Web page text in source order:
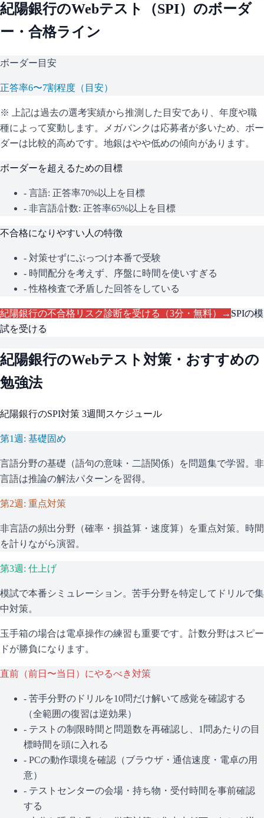
紀陽銀行のWebテスト（SPI）のボーダ
ー・合格ライン
ボーダー目安
正答率6〜7割程度（目安）
※ 上記は過去の選考実績から推測した目安であり、年度や職
種によって変動します。
メガバンクは応募者が多いため、ボー
ダーは比較的高めです。地銀はやや低めの傾向があります。
ボーダーを超えるための目標
- 言語: 正答率70%以上を目標
- 非言語/計数: 正答率65%以上を目標
不合格になりやすい人の特徴
- 対策せずにぶっつけ本番で受験
- 時間配分を考えず、序盤に時間を使いすぎる
- 性格検査で矛盾した回答をしている
紀陽銀行の不合格リスク診断を受ける（3分・無料）→ SPIの模
試を受ける
紀陽銀行のWebテスト対策・おすすめの
勉強法
紀陽銀行のSPI対策 3週間スケジュール
第1週: 基礎固め
言語分野の基礎（語句の意味・二語関係）を問題集で学習。非
言語は推論の解法パターンを習得。
第2週: 重点対策
非言語の頻出分野（確率・損益算・速度算）を重点対策。時間
を計りながら演習。
第3週: 仕上げ
模試で本番シミュレーション。苦手分野を特定してドリルで集
中対策。
玉手箱の場合は電卓操作の練習も重要です。計数分野はスピー
ドが勝負になります。
直前（前日〜当日）にやるべき対策
- 苦手分野のドリルを10問だけ解いて感覚を確認する
（全範囲の復習は逆効果）
- テストの制限時間と問題数を再確認し、1問あたりの目
標時間を頭に入れる
- PCの動作環境を確認（ブラウザ・通信速度・電卓の用
意）
- テストセンターの会場・持ち物・受付時間を事前確認
する